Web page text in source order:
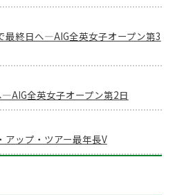
最終日へ―AIG全英女子オープン第3
全英女子オープン第2日
ップ・ツアー最年長V